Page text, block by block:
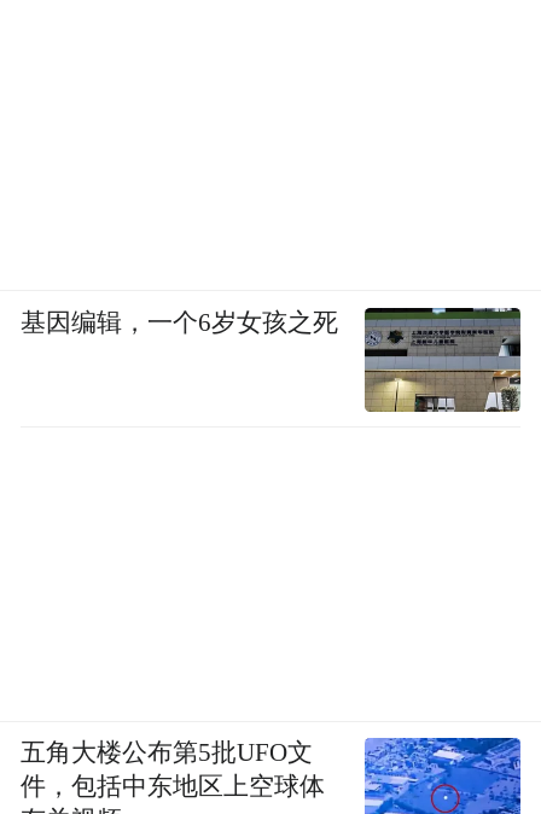
基因编辑，一个6岁女孩之死
五角大楼公布第5批UFO文
件，包括中东地区上空球体